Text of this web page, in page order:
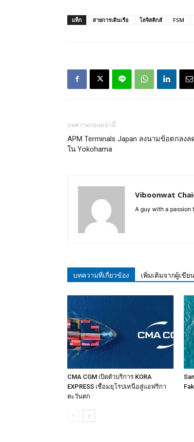
แท็ก สายการเดินเรือ โลจิสติกส์ FSM
บทความก่อนหน้านี้
APM Terminals Japan ลงนามข้อตกลง
ใน Yokohama
Viboonwat
A guy with a passion
บทความที่เกี่ยวข้อง เพิ่มเติมจากผู้เขีย
CMA CGM เปิดตัวบริการ KORA
EXPRESS เชื่อมยุโรปเหนือสู่แอฟริกา
ตะวันตก